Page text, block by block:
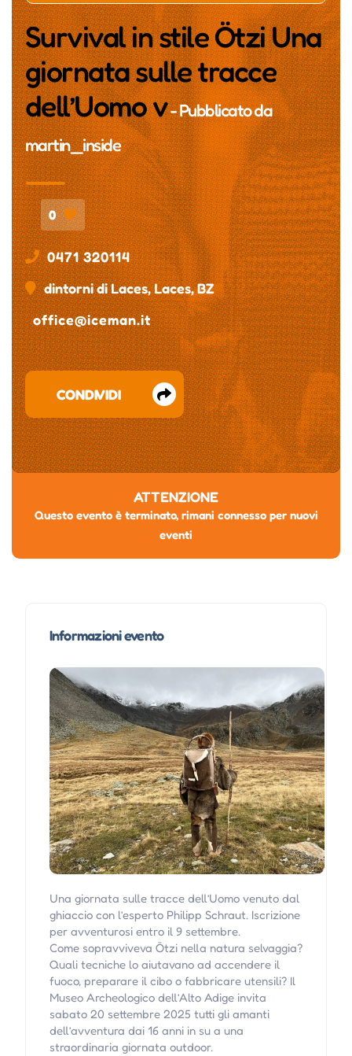
Survival in stile Ötzi Una
giornata sulle tracce
dell’Uomo v- Pubblicato da
martin_inside
0
0471 320114
dintorni di Laces, Laces, BZ
office@iceman.it
CONDIVIDI
ATTENZIONE
Questo evento è terminato, rimani connesso per nuovi
eventi
Informazioni evento
Una giornata sulle tracce dell’Uomo venuto dal
ghiaccio con l’esperto Philipp Schraut. Iscrizione
per avventurosi entro il 9 settembre.
Come sopravviveva Ötzi nella natura selvaggia?
Quali tecniche lo aiutavano ad accendere il
fuoco, preparare il cibo o fabbricare utensili? Il
Museo Archeologico dell’Alto Adige invita
sabato 20 settembre 2025 tutti gli amanti
dell’avventura dai 16 anni in su a una
straordinaria giornata outdoor.